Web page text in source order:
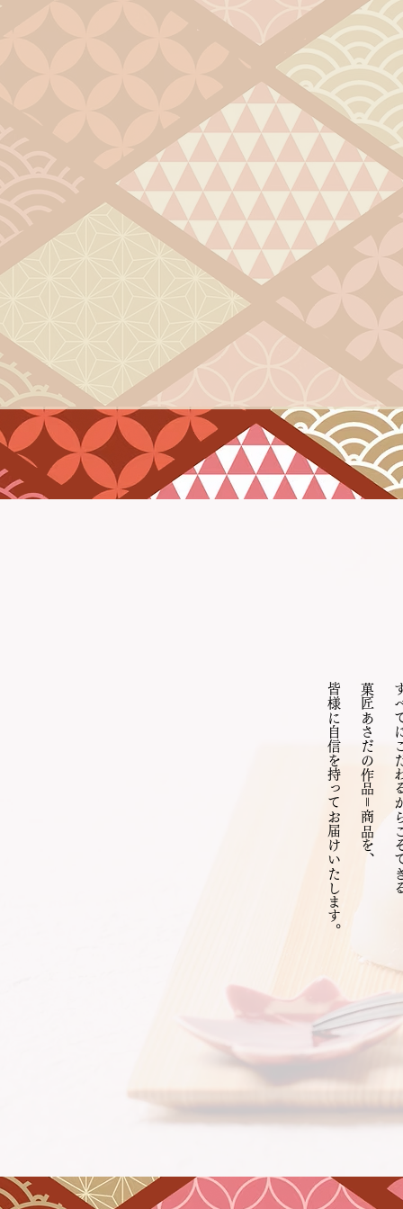
すべてにこ
菓匠あさだの作品＝商品を、
皆様に自信を持ってお届けいたします。